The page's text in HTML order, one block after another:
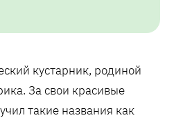
кустарник, родиной
За свои красивые
такие названия как